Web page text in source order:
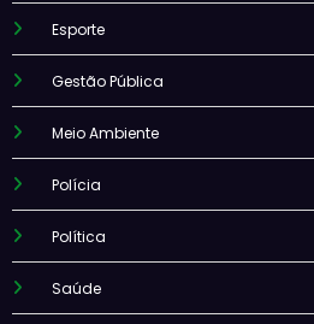
Esporte
Gestão Pública
Meio Ambiente
Polícia
Política
Saúde